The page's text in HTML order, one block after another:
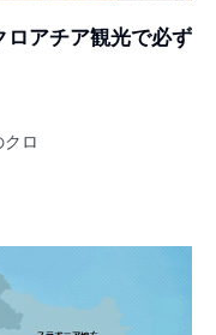
ロアチア観光で必ず
ロ